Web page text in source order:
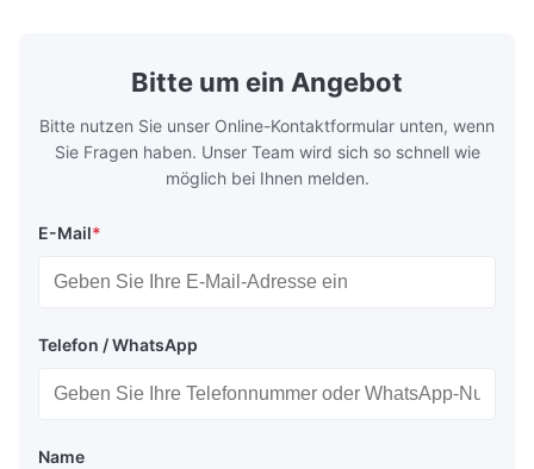
Bitte um ein Angebot
Bitte nutzen Sie unser Online-Kontaktformular unten, wenn
Sie Fragen haben. Unser Team wird sich so schnell wie
möglich bei Ihnen melden.
E-Mail*
Telefon / WhatsApp
Name